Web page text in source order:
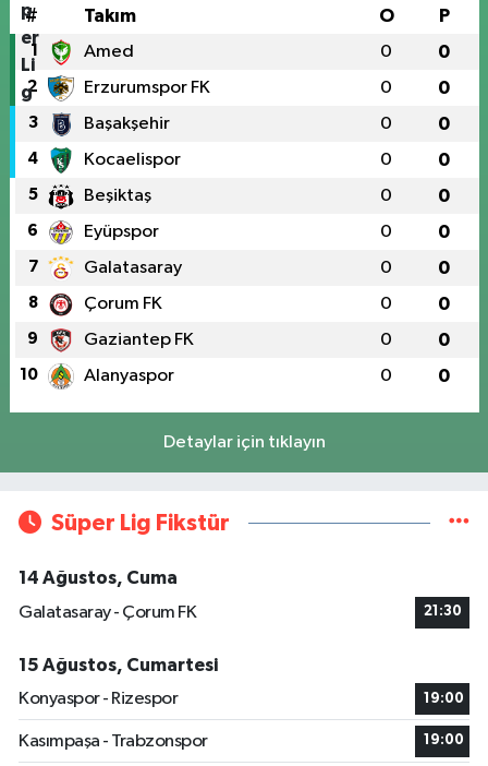
# Takım O P
1 Amed 0 0
2 Erzurumspor FK 0 0
3 Başakşehir 0 0
4 Kocaelispor 0 0
5 Beşiktaş 0 0
6 Eyüpspor 0 0
7 Galatasaray 0 0
8 Çorum FK 0 0
9 Gaziantep FK 0 0
10 Alanyaspor 0 0
Detaylar için tıklayın
Süper Lig Fikstür
14 Ağustos, Cuma
Galatasaray - Çorum FK
21:30
15 Ağustos, Cumartesi
Konyaspor - Rizespor
19:00
Kasımpaşa - Trabzonspor 19:00